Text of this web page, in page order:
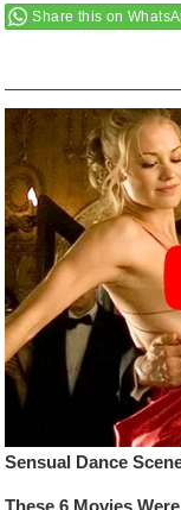
Share this on